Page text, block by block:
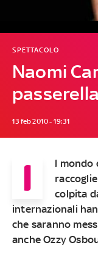
Naomi
SPETTACOLO
13 feb 2010 - 19:31
I
l mondo
colpita
internazionali
che saranno
anche Ozzy